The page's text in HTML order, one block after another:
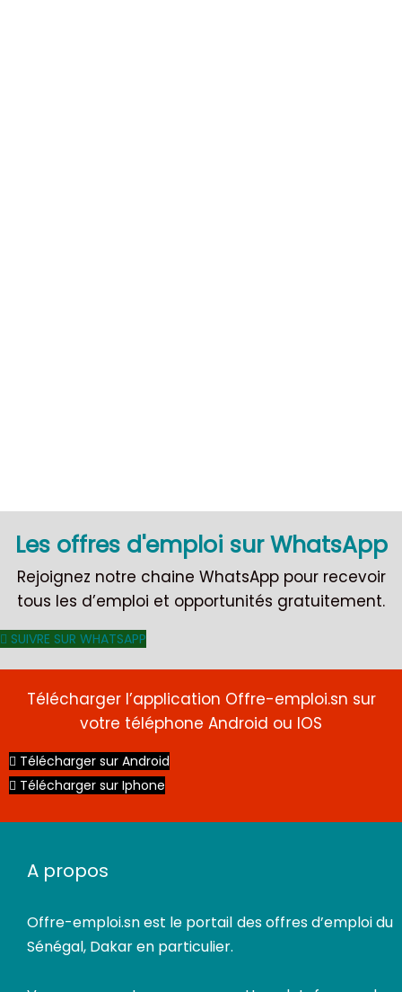
Les offres d'emploi sur WhatsApp
Rejoignez notre chaine WhatsApp pour recevoir
tous les d’emploi et opportunités gratuitement.
SUIVRE SUR WHATSAPP
Télécharger l’application Offre-emploi.sn sur
votre téléphone Android ou IOS
Télécharger sur Android
Télécharger sur Iphone
A propos
Offre-emploi.snest le portail des offres d’emploi du
Sénégal, Dakar en particulier.